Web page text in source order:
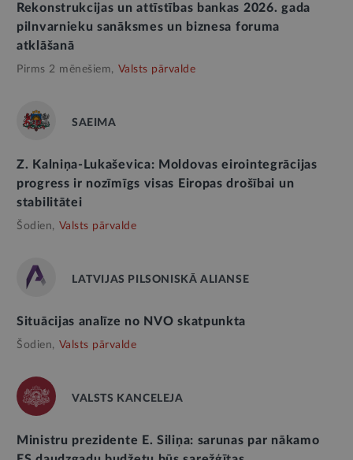
Rekonstrukcijas un attīstības bankas 2026. gada
pilnvarnieku sanāksmes un biznesa foruma
atklāšanā
Pirms 2 mēnešiem, Valsts pārvalde
SAEIMA
Z. Kalniņa-Lukaševica: Moldovas eirointegrācijas
progress ir nozīmīgs visas Eiropas drošībai un
stabilitātei
Šodien, Valsts pārvalde
LATVIJAS PILSONISKĀ ALIANSE
Situācijas analīze no NVO skatpunkta
Šodien, Valsts pārvalde
VALSTS KANCELEJA
Ministru prezidente E. Siliņa: sarunas par nākamo